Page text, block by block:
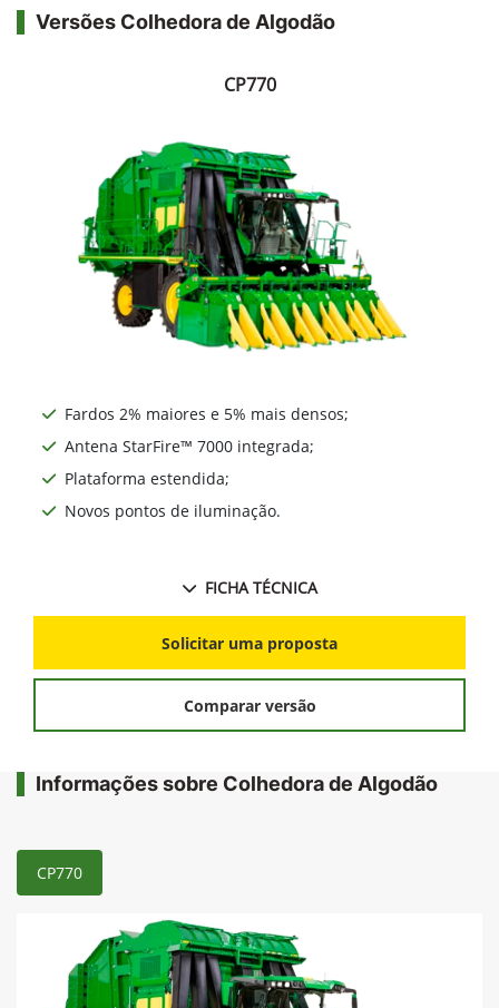
Versões Colhedora de Algodão
CP770
Fardos 2% maiores e 5% mais densos;
Antena StarFire™ 7000 integrada;
Plataforma estendida;
Novos pontos de iluminação.
FICHA TÉCNICA
Solicitar uma proposta
Comparar versão
Informações sobre Colhedora de Algodão
CP770